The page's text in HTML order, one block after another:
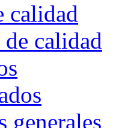
calidad
calidad
generales